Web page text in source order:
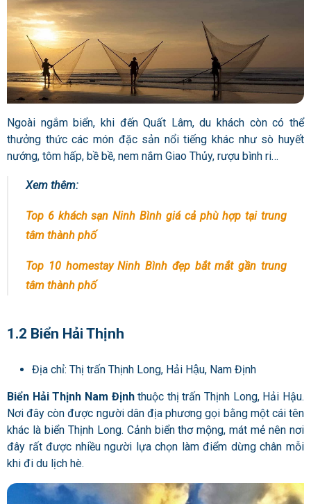
Ngoài ngắm biển, khi đến Quất Lâm, du khách còn có thể
thưởng thức các món đặc sản nổi tiếng khác như sò huyết
nướng, tôm hấp, bề bề, nem nắm Giao Thủy, rượu bình ri…
Xem thêm:
Top 6 khách sạn Ninh Bình giá cả phù hợp tại trung
tâm thành phố
Top 10 homestay Ninh Bình đẹp bắt mắt gần trung
tâm thành phố
1.2 Biển Hải Thịnh
Địa chỉ: Thị trấn Thịnh Long, Hải Hậu, Nam Định
Biển Hải Thịnh Nam Địnhthuộc thị trấn Thịnh Long, Hải Hậu.
Nơi đây còn được người dân địa phương gọi bằng một cái tên
khác là biển Thịnh Long. Cảnh biển thơ mộng, mát mẻ nên nơi
đây rất được nhiều người lựa chọn làm điểm dừng chân mỗi
khi đi du lịch hè.